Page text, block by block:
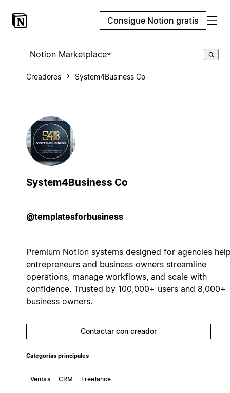
Consigue Notion gratis
Notion Marketplace
Creadores System4Business Co
System4Business Co
@templatesforbusiness
Premium Notion systems designed for agencies
entrepreneurs and business owners streamline
operations, manage workflows, and scale with
confidence. Trusted by 100,000+ users and 8,000+
business owners.
Contactar con creador
Categorías principales
Ventas CRM Freelance